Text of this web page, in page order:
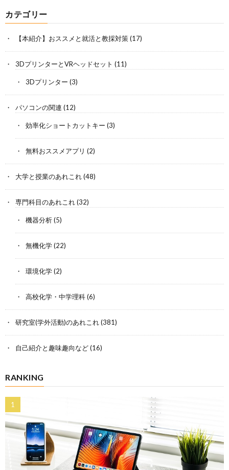
カテゴリー
【本紹介】おススメと就活と教採対策(17)
3DプリンターとVRヘッドセット (11)
3Dプリンター (3)
パソコンの関連 (12)
効率化ショートカットキー (3)
無料おススメアプリ (2)
大学と授業のあれこれ(48)
専門科目のあれこれ(32)
機器分析(5)
無機化学(22)
環境化学(2)
高校化学・中学理科(6)
研究室(学外活動)のあれこれ(381)
自己紹介と趣味趣向など(16)
RANKING